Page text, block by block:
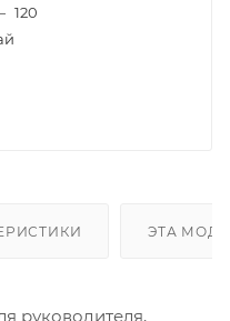
120
ЭТА
руководителя,